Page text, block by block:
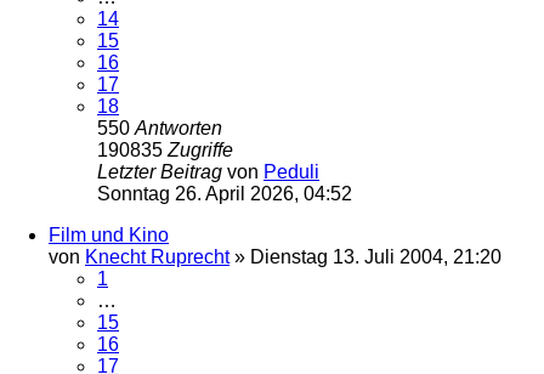
14
15
16
17
18
550 Antworten
190835 Zugriffe
Letzter Beitrag von Peduli
Sonntag 26. April 2026, 04:52
Film und Kino
von Knecht Ruprecht» Dienstag 13. Juli 2004, 21:20
1
…
15
16
17